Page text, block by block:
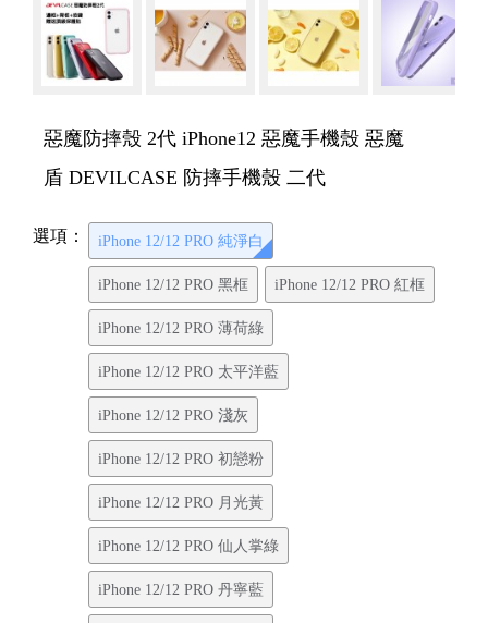
惡魔防摔殼 2代 iPhone12 惡魔手機殼 惡魔
盾 DEVILCASE 防摔手機殼 二代
選項： iPhone 12/12 PRO 純淨白
iPhone 12/12 PRO 黑框 iPhone 12/12 PRO 紅框
iPhone 12/12 PRO 薄荷綠
iPhone 12/12 PRO 太平洋藍
iPhone 12/12 PRO 淺灰
iPhone 12/12 PRO 初戀粉
iPhone 12/12 PRO 月光黃
iPhone 12/12 PRO 仙人掌綠
iPhone 12/12 PRO 丹寧藍